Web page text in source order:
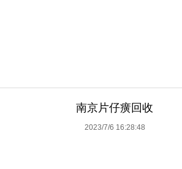
南京片仔癀回收
2023/7/6 16:28:48